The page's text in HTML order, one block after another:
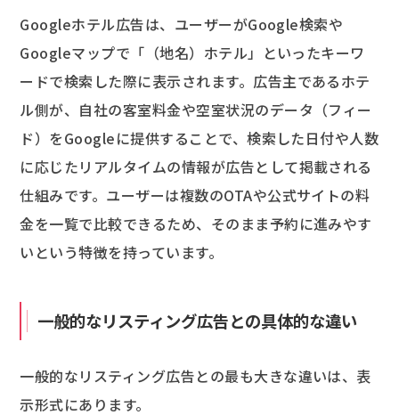
Googleホテル広告は、ユーザーがGoogle検索や
Googleマップで「（地名）ホテル」といったキーワ
ードで検索した際に表示されます。広告主であるホテ
ル側が、自社の客室料金や空室状況のデータ（フィー
ド）をGoogleに提供することで、検索した日付や人数
に応じたリアルタイムの情報が広告として掲載される
仕組みです。ユーザーは複数のOTAや公式サイトの料
金を一覧で比較できるため、そのまま予約に進みやす
いという特徴を持っています。
一般的なリスティング広告との具体的な違い
一般的なリスティング広告との最も大きな違いは、表
示形式にあります。